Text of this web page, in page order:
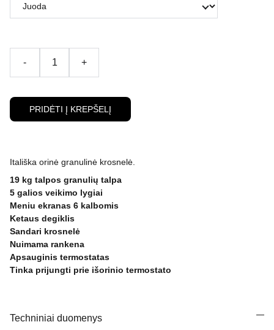
- +
PRIDĖTI Į KREPŠELĮ
Itališka orinė granulinė krosnelė.
19 kg talpos granulių talpa
5 galios veikimo lygiai
Meniu ekranas 6 kalbomis
Ketaus degiklis
Sandari krosnelė
Nuimama rankena
Apsauginis termostatas
Tinka prijungti prie išorinio termostato
Techniniai duomenys